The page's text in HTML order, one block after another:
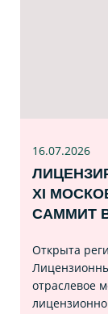
16.07.2026
XI
САММИТ
Открыта
отраслевое